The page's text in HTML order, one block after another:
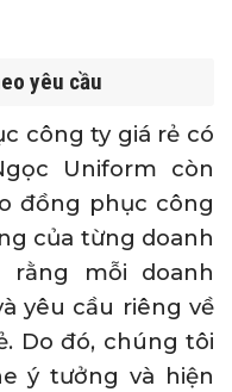
yêu cầu
công ty giá rẻ có
Uniform còn
đồng phục công
của từng doanh
rằng mỗi doanh
yêu cầu riêng về
Do đó, chúng tôi
ý tưởng và hiện